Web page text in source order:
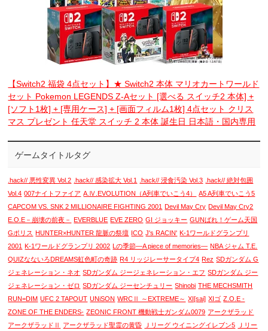
【Switch2 福袋 4点セット】★ Switch2 本体 マリオカートワールド
セット Pokemon LEGENDS Z-Aセット [選べる スイッチ2 本体] +
[ソフト1枚] + [専用ケース] + [画面フィルム1枚] 4点セット クリス
マス プレゼント 任天堂 スイッチ 2 本体 誕生日 日本語・国内専用
ゲームタイトルタグ
.hack// 悪性変異 Vol.2 .hack// 感染拡大 Vol.1 .hack// 浸食汚染 Vol.3 .hack// 絶対包囲
Vol.4 007ナイトファイア A.Ⅳ.EVOLUTION（A列車でいこう4）
A5 A列車でいこう5
CAPCOM VS. SNK 2 MILLIONAIRE FIGHTING 2001 Devil May Cry Devil May Cry2
E.O.E－崩壊の前夜－
EVERBLUE EVE ZERO GI ジョッキー GUNばれ！ゲーム天国
Gポリス HUNTER×HUNTER 龍脈の祭壇 ICO J's RACIN' K-1ワールドグランプリ
2001 K-1ワールドグランプリ 2002 Lの季節―A piece of memories― NBA ジャム T.E.
QUIZなないろDREAMS虹色町の奇跡 R4 リッジレーサータイプ4 Rez SDガンダム G
ジェネレーション・ネオ SDガンダム ジージェネレーション・エフ SDガンダム ジー
ジェネレーション・ゼロ SDガンダム ジーセンチュリー Shinobi THE MECHSMITH
RUN=DIM UFC 2 TAPOUT UNiSON WRCⅡ ～EXTREME～ XI[sai] XIゴ Z.O.E -
ZONE OF THE ENDERS- ZEONIC FRONT 機動戦士ガンダム0079 アークザラッド
アークザラッドⅡ
アークザラッド聖霊の黄昏 Ｊリーグ ウイニングイレブン5
Ｊリー